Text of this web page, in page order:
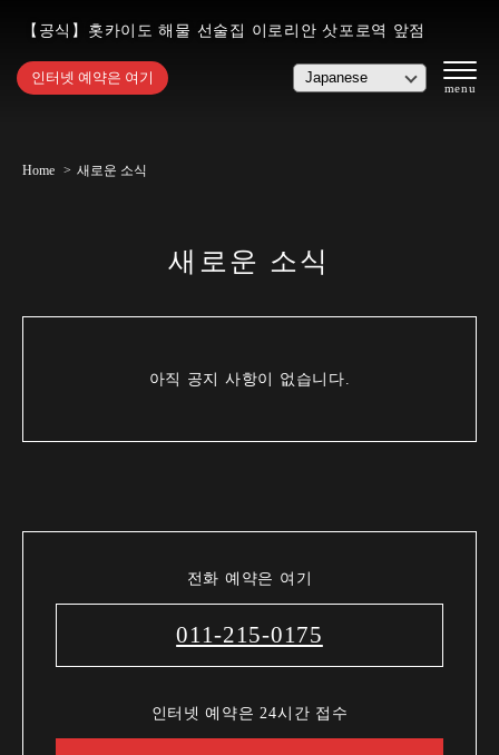
【공식】홋카이도 해물 선술집 이로리안 삿포로역 앞점
인터넷 예약은 여기
Home 새로운 소식
새로운 소식
아직 공지 사항이 없습니다.
전화 예약은 여기
011-215-0175
인터넷 예약은 24시간 접수